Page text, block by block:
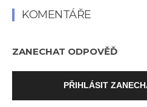
KOMENTÁŘE
ZANECHAT ODPOVĚĎ
PŘIHLÁSIT